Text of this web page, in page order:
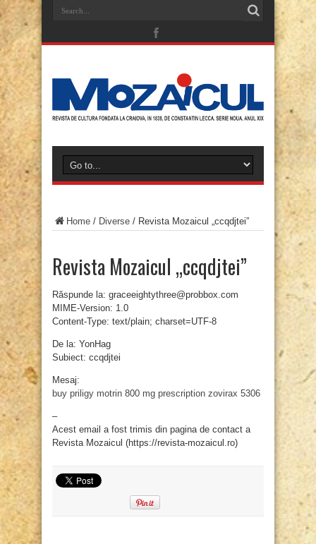
Home / Diverse / Revista Mozaicul „ccqdjtei”
Revista Mozaicul „ccqdjtei”
Răspunde la: graceeightythree@probbox.com
MIME-Version: 1.0
Content-Type: text/plain; charset=UTF-8
De la: YonHag
Subiect: ccqdjtei
Mesaj:
buy priligy motrin 800 mg prescription zovirax 5306
–
Acest email a fost trimis din pagina de contact a
Revista Mozaicul (https://revista-mozaicul.ro)